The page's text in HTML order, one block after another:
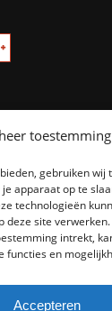
toestemming
gebruiken wij
apparaat op te
technologieën
deze site
intrekt,
functies en
Accepteren